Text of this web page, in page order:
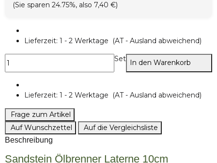
(Sie sparen 24.75%, also 7,40 €)
Lieferzeit: 1 - 2 Werktage (AT - Ausland abweichend)
Set In den Warenkorb
Lieferzeit: 1 - 2 Werktage (AT - Ausland abweichend)
Frage zum Artikel
Auf Wunschzettel
Auf die Vergleichsliste
Beschreibung
Sandstein Ölbrenner Laterne 10cm